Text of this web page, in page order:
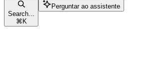
Search...
⌘ K
Perguntar ao assistente